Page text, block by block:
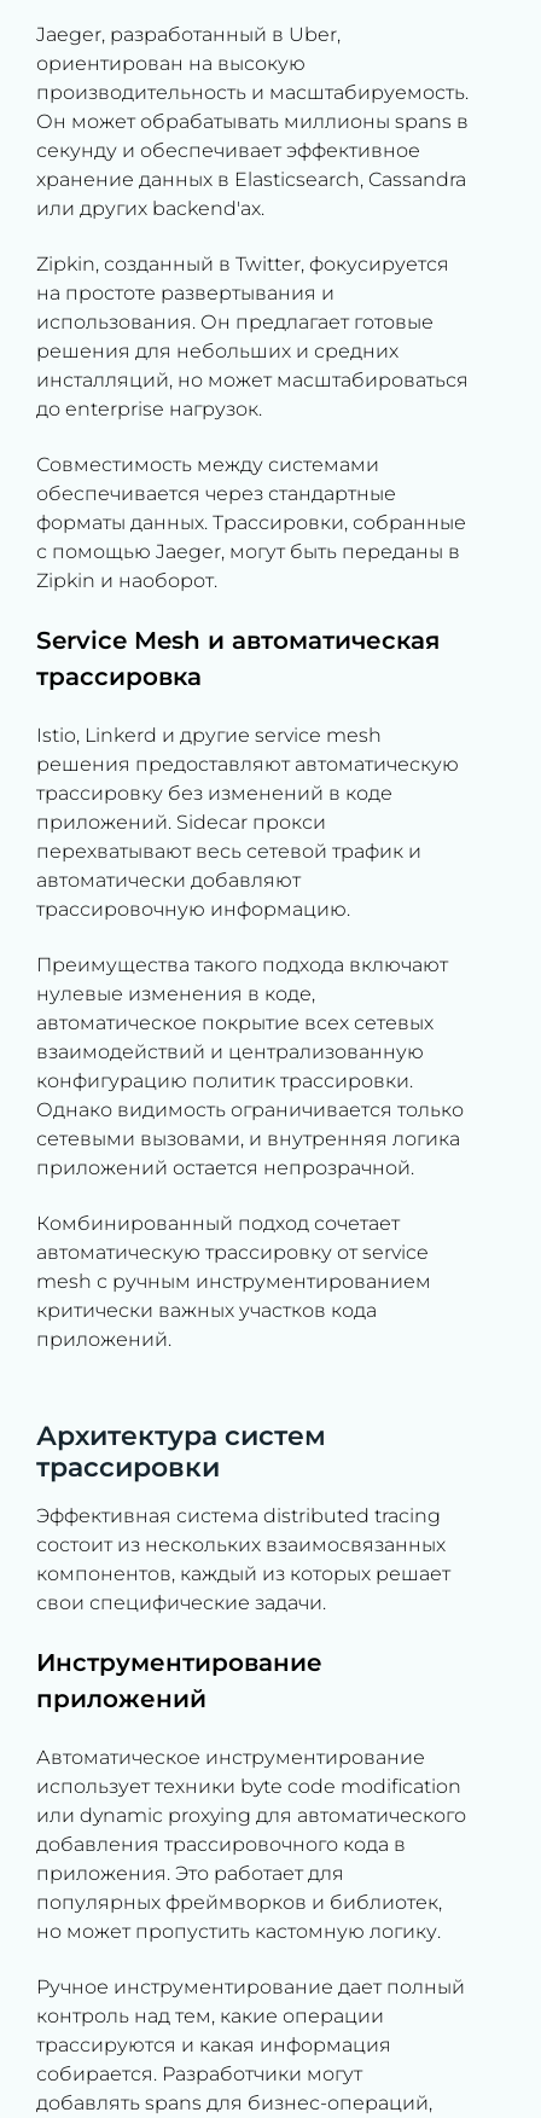
Jaeger, разработанный в Uber,
ориентирован на высокую
производительность и масштабируемость.
Он может обрабатывать миллионы spans в
секунду и обеспечивает эффективное
хранение данных в Elasticsearch, Cassandra
или других backend'ах.
Zipkin, созданный в Twitter, фокусируется
на простоте развертывания и
использования. Он предлагает готовые
решения для небольших и средних
инсталляций, но может масштабироваться
до enterprise нагрузок.
Совместимость между системами
обеспечивается через стандартные
форматы данных. Трассировки, собранные
с помощью Jaeger, могут быть переданы в
Zipkin и наоборот.
Service Mesh и автоматическая
трассировка
Istio, Linkerd и другие service mesh
решения предоставляют автоматическую
трассировку без изменений в коде
приложений. Sidecar прокси
перехватывают весь сетевой трафик и
автоматически добавляют
трассировочную информацию.
Преимущества такого подхода включают
нулевые изменения в коде,
автоматическое покрытие всех сетевых
взаимодействий и централизованную
конфигурацию политик трассировки.
Однако видимость ограничивается только
сетевыми вызовами, и внутренняя логика
приложений остается непрозрачной.
Комбинированный подход сочетает
автоматическую трассировку от service
mesh с ручным инструментированием
критически важных участков кода
приложений.
Архитектура систем
трассировки
Эффективная система distributed tracing
состоит из нескольких взаимосвязанных
компонентов, каждый из которых решает
свои специфические задачи.
Инструментирование
приложений
Автоматическое инструментирование
использует техники byte code modification
или dynamic proxying для автоматического
добавления трассировочного кода в
приложения. Это работает для
популярных фреймворков и библиотек,
но может пропустить кастомную логику.
Ручное инструментирование дает полный
контроль над тем, какие операции
трассируются и какая информация
собирается. Разработчики могут
добавлять spans для бизнес-операций,